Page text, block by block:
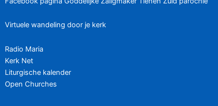
Virtuele wandeling door je kerk
Radio Maria
Kerk Net
Liturgische kalender
Open Churches